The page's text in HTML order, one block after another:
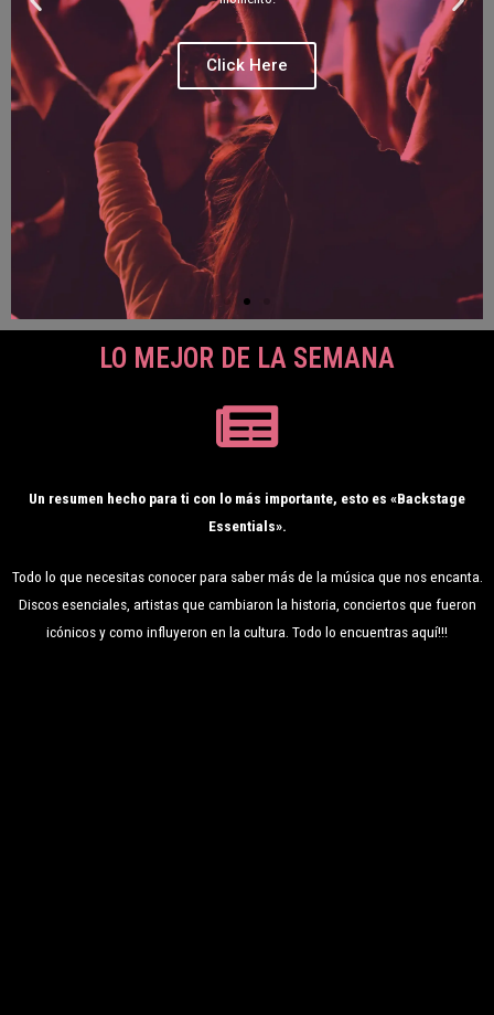
Click Here
LO MEJOR DE LA SEMANA
Un resumen hecho para ti con lo más importante, esto es «Backstage
Essentials».
Todo lo que necesitas conocer para saber más de la música que nos encanta.
Discos esenciales, artistas que cambiaron la historia, conciertos que fueron
icónicos y como influyeron en la cultura. Todo lo encuentras aquí!!!